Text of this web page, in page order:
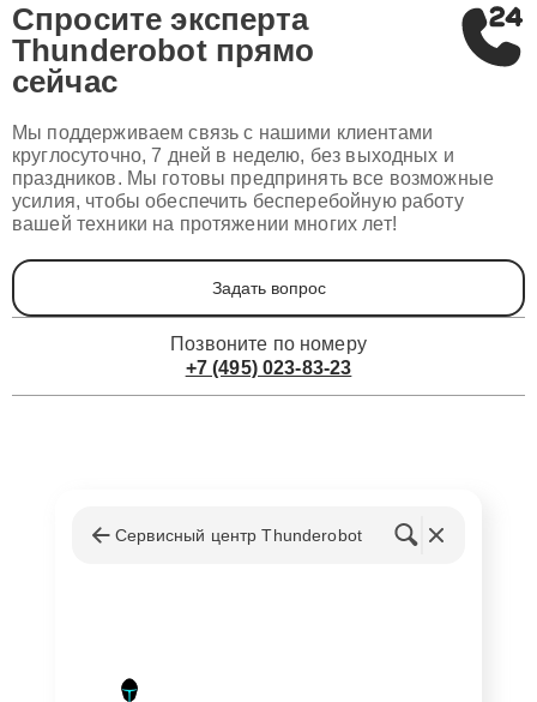
Спросите эксперта
Thunderobot прямо
сейчас
Мы поддерживаем связь с нашими клиентами
круглосуточно, 7 дней в неделю, без выходных и
праздников. Мы готовы предпринять все возможные
усилия, чтобы обеспечить бесперебойную работу
вашей техники на протяжении многих лет!
Задать вопрос
Позвоните по номеру
+7 (495) 023-83-23
Сервисный центр Thunderobot